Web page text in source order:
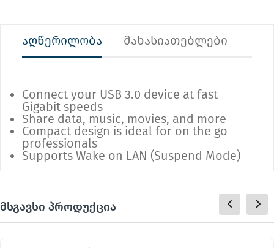
აღწერილობა მახასიათებლები
Connect your USB 3.0 device at fast
Gigabit speeds
Share data, music, movies, and more
Compact design is ideal for on the go
professionals
Supports Wake on LAN (Suspend Mode)
მსგავსი პროდუქცია